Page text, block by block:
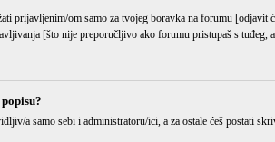
prijavljenim/om samo za tvojeg boravka na forumu [odjavit
[što nije preporučljivo ako forumu pristupaš s tuđeg, a
a samo sebi i administratoru/ici, a za ostale ćeš postati